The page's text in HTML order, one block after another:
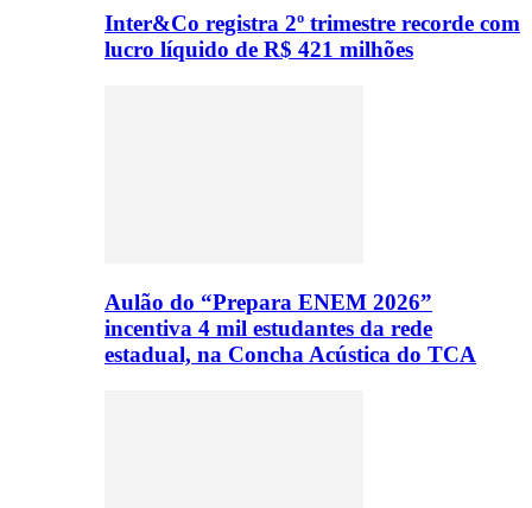
Inter&Co registra 2º trimestre recorde com
lucro líquido de R$ 421 milhões
Aulão do “Prepara ENEM 2026”
incentiva 4 mil estudantes da rede
estadual, na Concha Acústica do TCA